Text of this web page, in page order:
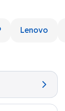
Lenovo